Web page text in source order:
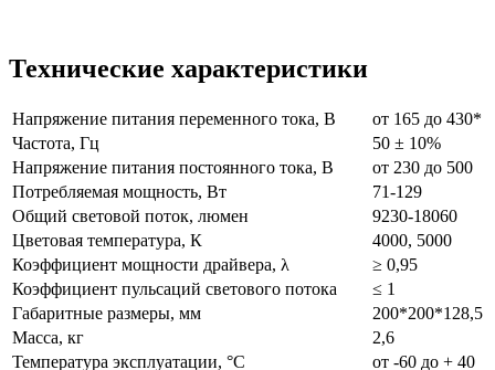
Технические характеристики
Напряжение питания переменного тока, В
от 165 до 430*
Частота, Гц
50 ± 10%
Напряжение питания постоянного тока, В
от 230 до 500
Потребляемая мощность, Вт
71-129
Общий световой поток, люмен
9230-18060
Цветовая температура, К
4000, 5000
Коэффициент мощности драйвера, λ
≥ 0,95
Коэффициент пульсаций светового потока
≤ 1
Габаритные размеры, мм
200*200*128,5
Масса, кг
2,6
Температура эксплуатации, °С
от -60 до + 40